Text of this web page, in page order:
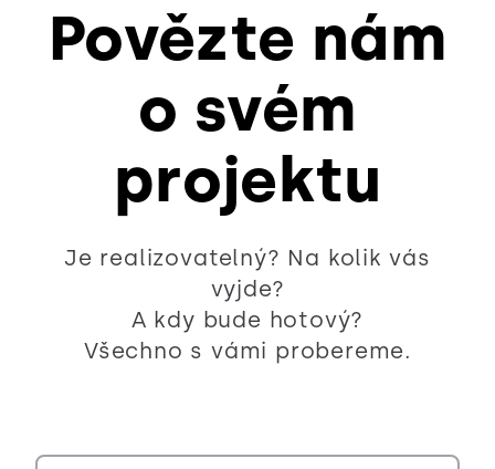
Povězte nám
o svém
projektu
Je realizovatelný? Na kolik vás
vyjde?
A kdy bude hotový?
Všechno s vámi probereme.